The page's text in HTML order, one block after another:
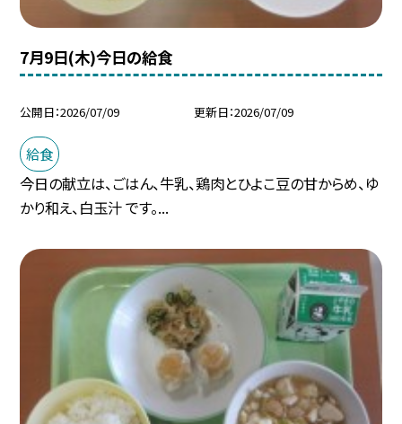
7月9日(木)今日の給食
公開日 2026/07/09 更新日 2026/07/09
給食
今日の献立は、ごはん、牛乳、鶏肉とひよこ豆の甘からめ、ゆ
かり和え、白玉汁 です。...